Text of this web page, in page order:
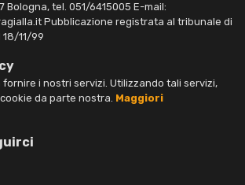
Bologna, tel. 051/6415005 E-mail:
Pubblicazione registrata al tribunale di
11/99
fornire i nostri servizi. Utilizzando tali servizi,
da parte nostra. Maggiori